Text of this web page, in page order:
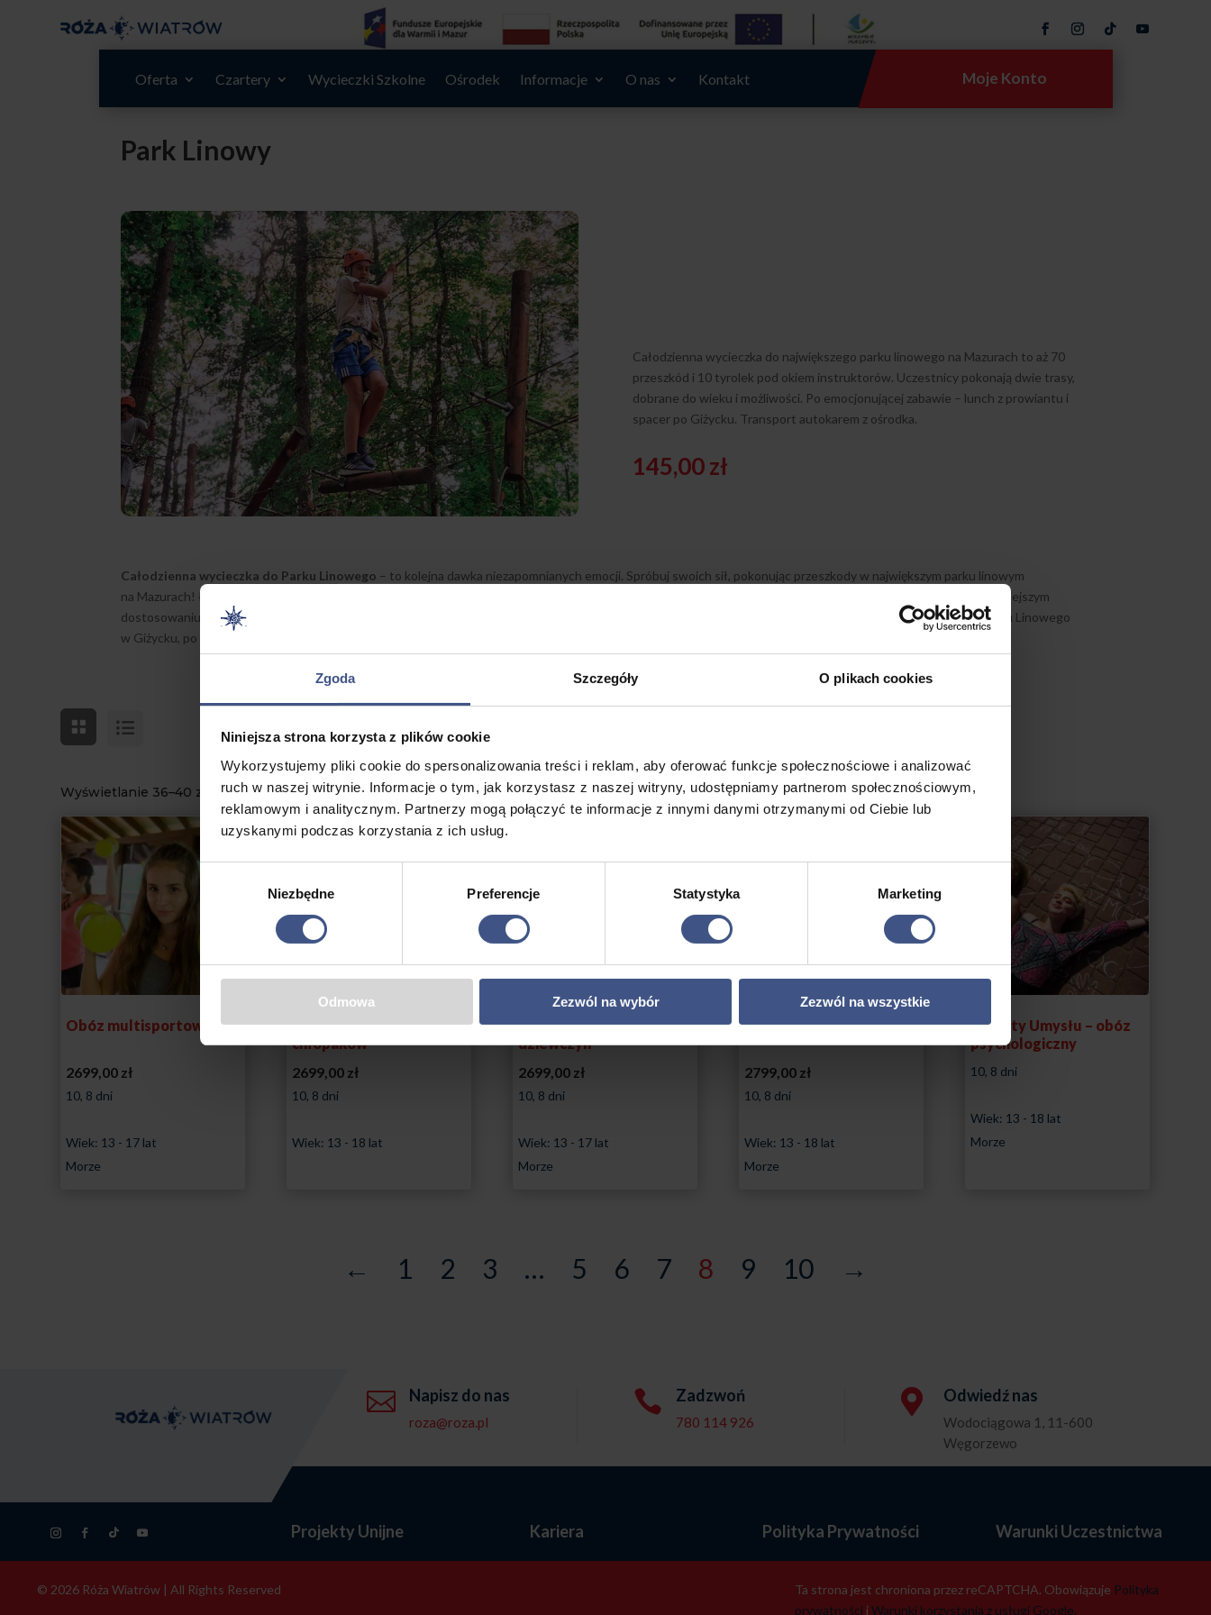
Zgoda Szczegóły O plikach cookies
Niniejsza strona korzysta z plików cookie
Wykorzystujemy pliki cookie do spersonalizowania treści i reklam, aby oferować funkcje społecznościowe i analizować
ruch w naszej witrynie. Informacje o tym, jak korzystasz z naszej witryny, udostępniamy partnerom społecznościowym,
reklamowym i analitycznym. Partnerzy mogą połączyć te informacje z innymi danymi otrzymanymi od Ciebie lub
uzyskanymi podczas korzystania z ich usług.
Niezbędne Preferencje Statystyka Marketing
Odmowa Zezwól na wybór Zezwól na wszystkie
Oferta Czartery Wycieczki Szkolne Ośrodek Informacje O nas Kontakt Moje Konto
Park Linowy
Całodzienna wycieczka do największego parku linowego na Mazurach to aż 70
przeszkód i 10 tyrolek pod okiem instruktorów. Uczestnicy pokonają dwie trasy,
dobrane do wieku i możliwości. Po emocjonującej zabawie – lunch z prowiantu i
spacer po Giżycku. Transport autokarem z ośrodka.
145,00zł
Całodzienna wycieczka do Parku Linowego – to kolejna dawka niezapomnianych emocji. Spróbuj swoich sił, pokonując przeszkody w największym parku linowym
na Mazurach! Łącznie 70 przeszkód i 10 tyrolek, pod okiem wykwalifikowanych instruktorów. Uczestnik pokona pełne dwie trasy z pięciu dostępnych po wcześniejszym
dostosowaniu do wzrostu, wieku i własnych możliwości. Idealna atrakcja dla każdej grupy wiekowej. Z ośrodka wyruszamy autokarem, którym dotrzemy do Parku Linowego
w Giżycku, po pokonaniu tras przez uczestników czeka nas przerwa na lunch (zapewniamy suchy prowiant) a następnie spacer po mieściePark Linowy
Wyświetlanie 36–40 z 46 wyników
Obóz multisportowców
2699,00 zł
10, 8 dni
Wiek: 13 - 17 lat
Morze
Obóz samoobrony dla
chłopaków
2699,00 zł
10, 8 dni
Wiek: 13 - 18 lat
Obóz samoobrony dla
dziewczyn
2699,00 zł
10, 8 dni
Wiek: 13 - 17 lat
Morze
Obóz weterynaryjny
2799,00 zł
10, 8 dni
Wiek: 13 - 18 lat
Morze
Sekrety Umysłu – obóz
psychologiczny
10, 8 dni
Wiek: 13 - 18 lat
Morze
← 1 2 3 … 5 6 7 8 9 10 →
 Napisz do nas
roza@roza.pl
 Zadzwoń
780 114 926
 Odwiedź nas
Wodociągowa 1, 11-600
Węgorzewo
Projekty Unijne Kariera Polityka Prywatności Warunki Uczestnictwa
© 2026 Róża Wiatrów | All Rights Reserved Ta strona jest chroniona przez reCAPTCHA. Obowiązuje Polityka
prywatności iWarunki korzystania z usługi Google.